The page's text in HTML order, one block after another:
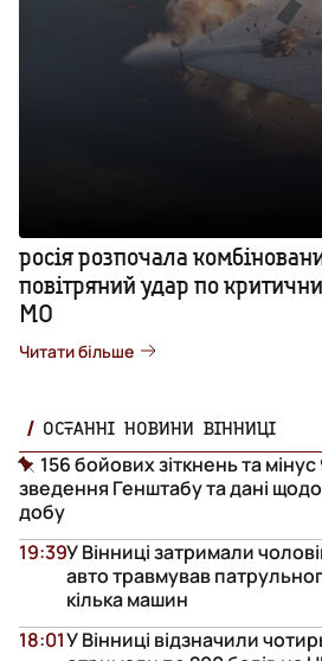
росія розпочала
повітряний удар по
МО
Читати більше
ОСТАННІ НОВИНИ ВІННИЦІ
156 бойових зіткнень та мінус
зведення Генштабу та дані
добу
У Вінниці затримали
авто травмував
кілька машин
19:39
У Вінниці відзначили
18:01